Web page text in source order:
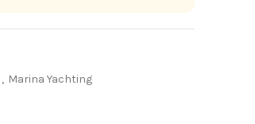
, Marina Yachting